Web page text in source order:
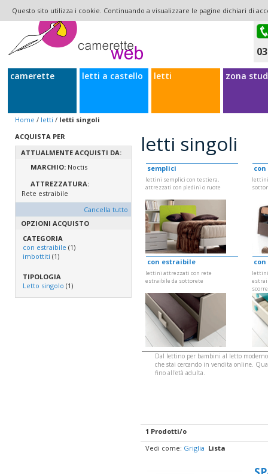
camerette letti a castello letti zona
Home / letti / letti singoli
letti singoli
semplici
lettini semplici con testiera,
attrezzati con piedini o ruote
con estraibile
lettini attrezzati con rete
estraibile da sottorete
lettini
Dal lettino per bambini al letto
che stai cercando in vendita online.
fino all'età adulta.
1 Prodotti/o
Vedi come: Griglia Lista
ACQUISTA PER
ATTUALMENTE ACQUISTI DA:
MARCHIO: Noctis
ATTREZZATURA:
Rete estraibile
Cancella tutto
OPZIONI ACQUISTO
CATEGORIA
con estraibile (1)
imbottiti (1)
TIPOLOGIA
Letto singolo (1)
Questo sito utilizza i cookie. Continuando a visualizzare le pagine dichiari di